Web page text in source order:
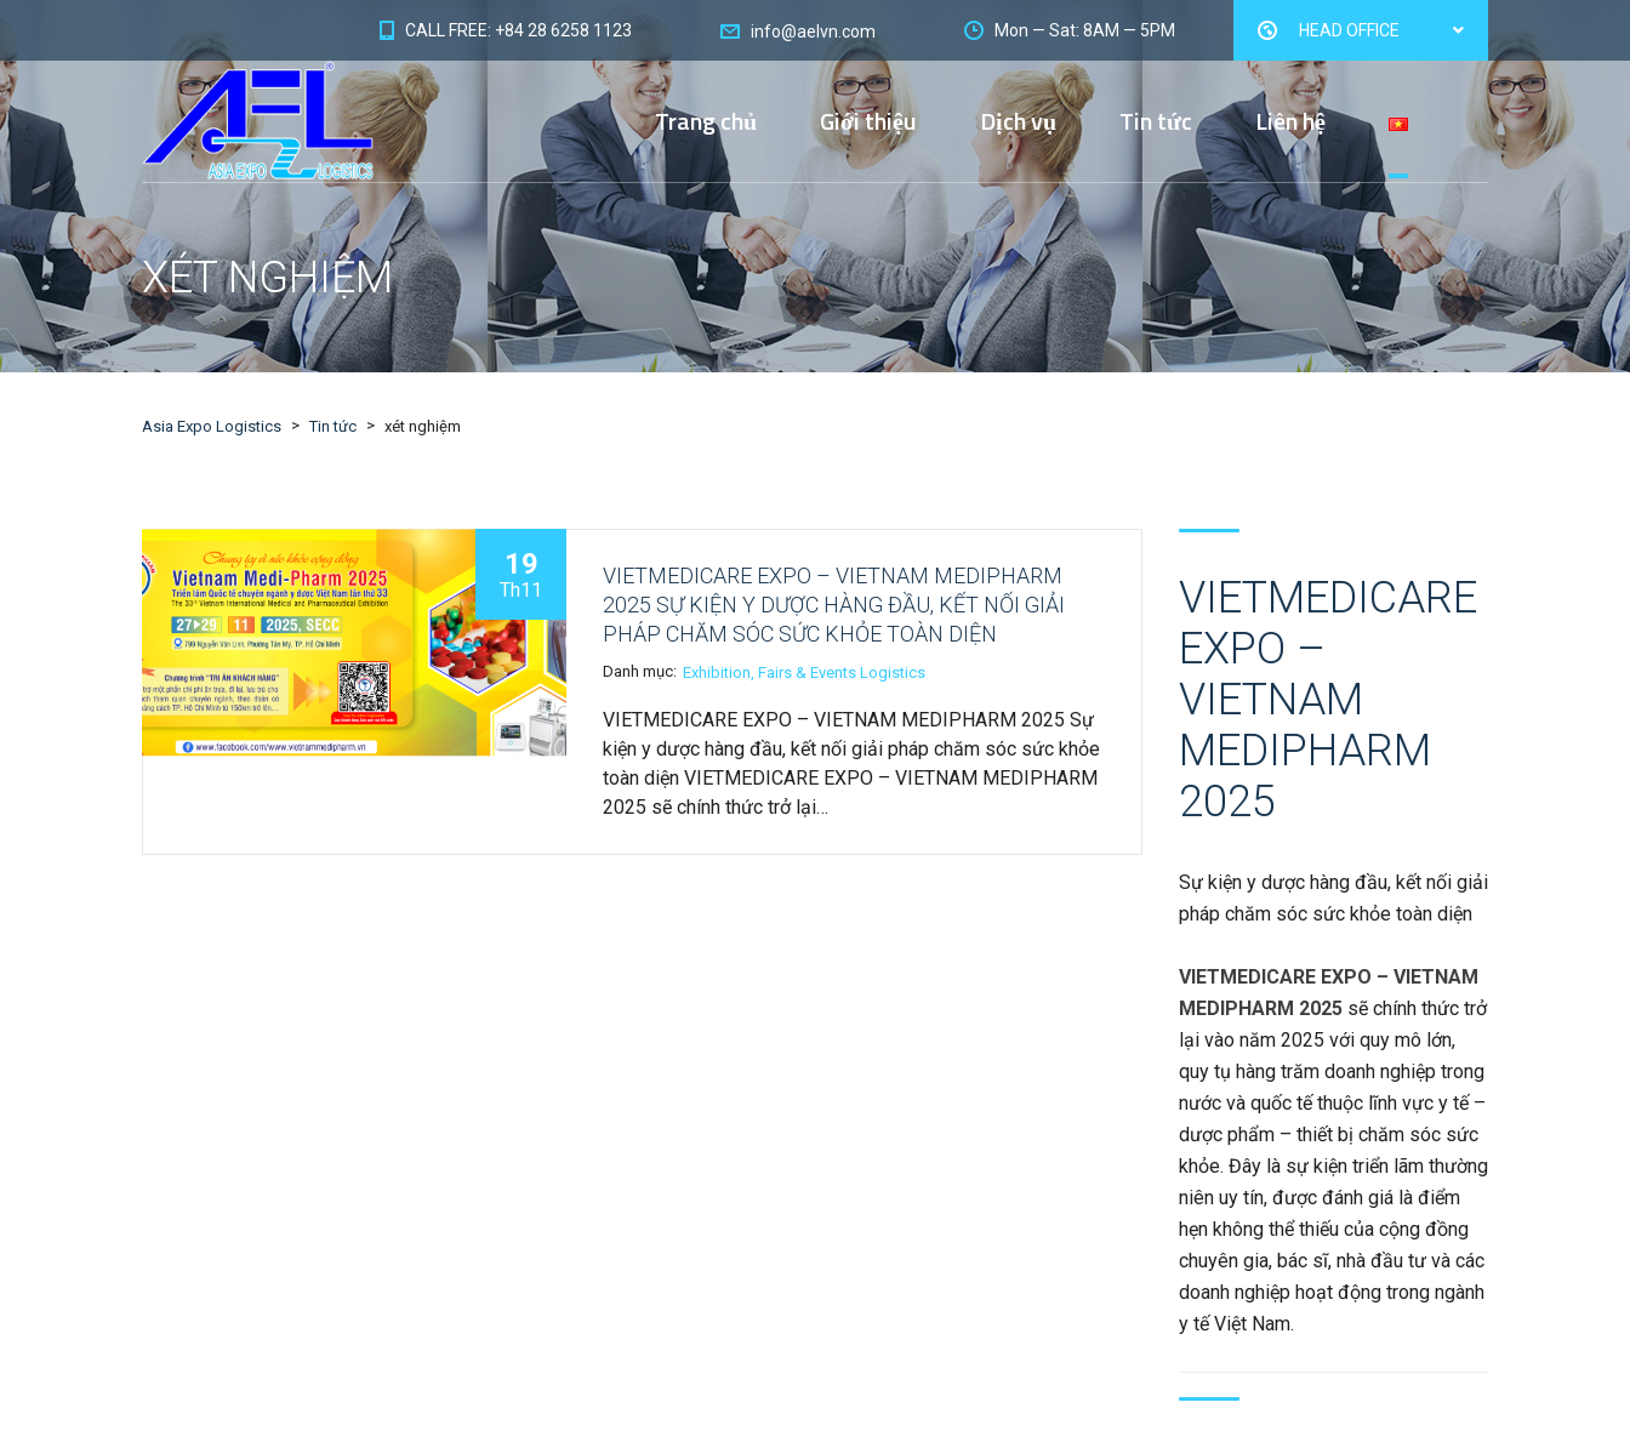
HEAD OFFICE
CALL FREE: +84 28 6258 1123 info@aelvn.com Mon — Sat: 8AM — 5PM
Trang chủ Giới thiệu Dịch vụ Tin tức Liên hệ
XÉT NGHIỆM
Asia Expo Logistics > Tin tức > xét nghiệm
19
Th11
VIETMEDICARE EXPO – VIETNAM MEDIPHARM
2025 SỰ KIỆN Y DƯỢC HÀNG ĐẦU, KẾT NỐI GIẢI
PHÁP CHĂM SÓC SỨC KHỎE TOÀN DIỆN
Danh mục: Exhibition, Fairs & Events Logistics
VIETMEDICARE EXPO – VIETNAM MEDIPHARM 2025 Sự
kiện y dược hàng đầu, kết nối giải pháp chăm sóc sức khỏe
toàn diện VIETMEDICARE EXPO – VIETNAM MEDIPHARM
2025 sẽ chính thức trở lại…
VIETMEDICARE
EXPO –
VIETNAM
MEDIPHARM
2025
Sự kiện y dược hàng đầu, kết nối giải
pháp chăm sóc sức khỏe toàn diện
VIETMEDICARE EXPO – VIETNAM
MEDIPHARM 2025 sẽ chính thức trở
lại vào năm 2025 với quy mô lớn,
quy tụ hàng trăm doanh nghiệp trong
nước và quốc tế thuộc lĩnh vực y tế –
dược phẩm – thiết bị chăm sóc sức
khỏe. Đây là sự kiện triển lãm thường
niên uy tín, được đánh giá là điểm
hẹn không thể thiếu của cộng đồng
chuyên gia, bác sĩ, nhà đầu tư và các
doanh nghiệp hoạt động trong ngành
y tế Việt Nam.